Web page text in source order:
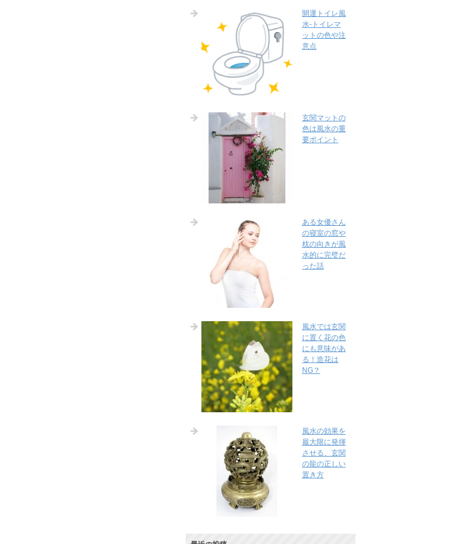
開運トイレ風
水-トイレマ
ットの色や注
意点
玄関マットの
色は風水の重
要ポイント
ある女優さん
の寝室の窓や
枕の向きが風
水的に完璧だ
った話
風水では玄関
に置く花の色
にも意味があ
る！造花は
NG？
風水の効果を
最大限に発揮
させる、玄関
の龍の正しい
置き方